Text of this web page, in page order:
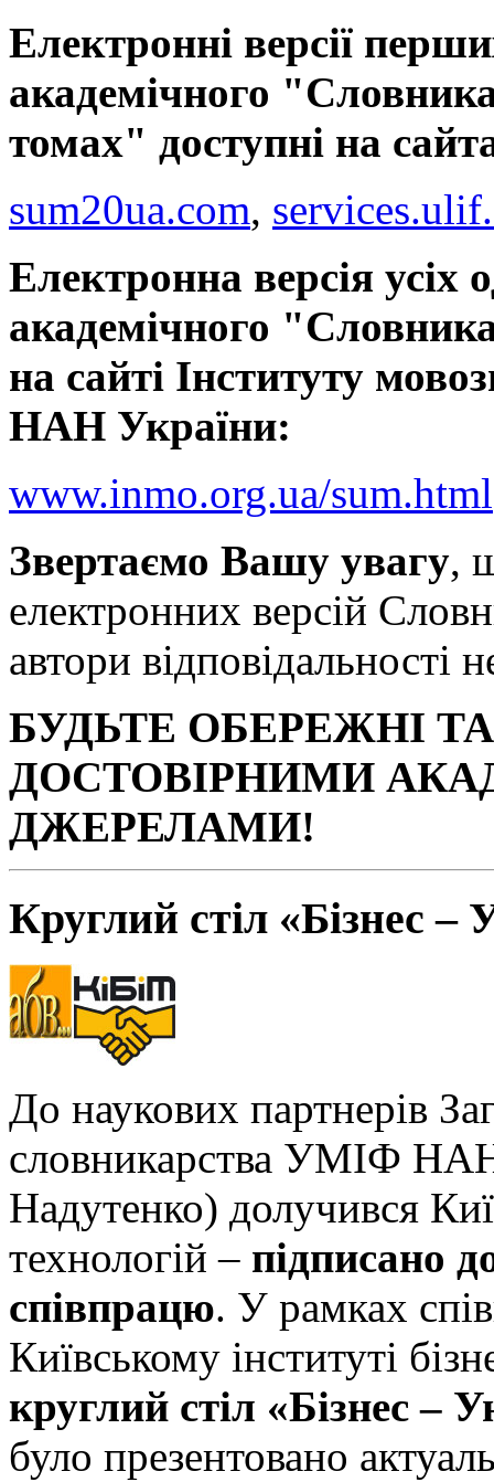
Електронні версії
академічного
томах" доступні на
sum20ua.com,
Електронна версія усіх
академічного
на сайті Інституту
НАН України:
www.inmo.org.ua/sum.html
Звертаємо Вашу увагу,
електронних версій
автори відповідальності
БУДЬТЕ ОБЕРЕЖНІ
ДОСТОВІРНИМИ
ДЖЕРЕЛАМИ!
Круглий стіл «Бізнес –
До наукових партнерів
словникарства УМІФ
Надутенко) долучився
технологій – підписано
співпрацю. У рамках
Київському інституті
круглий стіл «Бізнес –
було презентовано